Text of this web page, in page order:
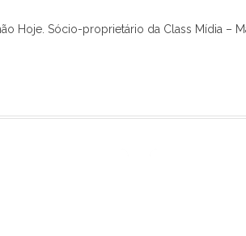
Hoje. Sócio-proprietário da Class Mídia –